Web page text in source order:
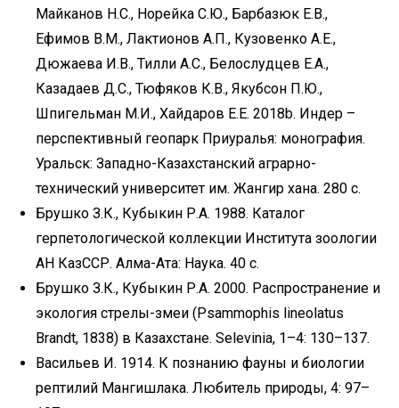
Майканов Н.С., Норейка С.Ю., Барбазюк Е.В.,
Ефимов В.М., Лактионов А.П., Кузовенко А.Е.,
Дюжаева И.В., Тилли А.С., Белослудцев Е.А.,
Казадаев Д.С., Тюфяков К.В., Якубсон П.Ю.,
Шпигельман М.И., Хайдаров Е.Е. 2018b. Индер –
перспективный геопарк Приуралья: монография.
Уральск: Западно-Казахстанский аграрно-
технический университет им. Жангир хана. 280 с.
Брушко З.К., Кубыкин Р.А. 1988. Каталог
герпетологической коллекции Института зоологии
АН КазССР. Алма-Ата: Наука. 40 с.
Брушко З.К., Кубыкин Р.А. 2000. Распространение и
экология стрелы-змеи (Psammophis lineolatus
Brandt, 1838) в Казахстане. Selevinia, 1–4: 130–137.
Васильев И. 1914. К познанию фауны и биологии
рептилий Мангишлака. Любитель природы, 4: 97–